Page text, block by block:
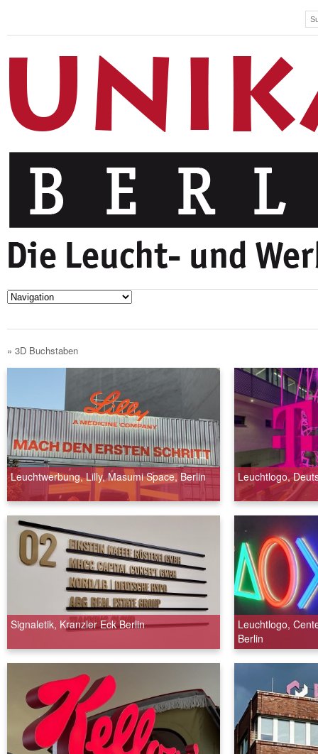
» 3D Buchstaben
Leuchtwerbung, Lilly, Masumi Space, Berlin Leuchtlogo,
Signaletik, Kranzler Eck Berlin
Leuchtlogo,
Berlin